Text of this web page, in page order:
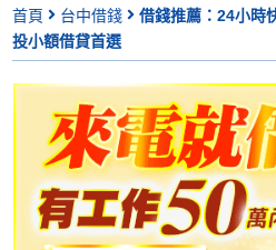
首頁 台中借錢
借錢推薦：24小時
投小額借貸首選